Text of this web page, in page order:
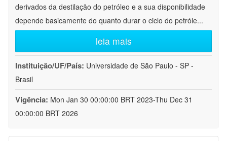
derivados da destilação do petróleo e a sua disponibilidade
depende basicamente do quanto durar o ciclo do petróle...
leia mais
Instituição/UF/País: Universidade de São Paulo - SP -
Brasil
Vigência: Mon Jan 30 00:00:00 BRT 2023-Thu Dec 31
00:00:00 BRT 2026